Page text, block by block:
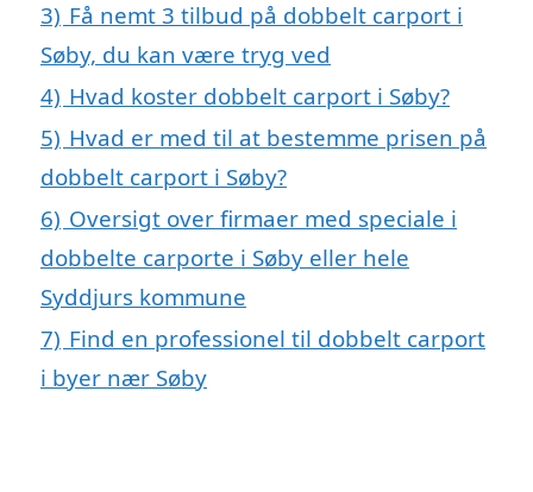
3) Få nemt 3 tilbud på dobbelt carport i
Søby, du kan være tryg ved
4) Hvad koster dobbelt carport i Søby?
5) Hvad er med til at bestemme prisen på
dobbelt carport i Søby?
6) Oversigt over firmaer med speciale i
dobbelte carporte i Søby eller hele
Syddjurs kommune
7) Find en professionel til dobbelt carport
i byer nær Søby